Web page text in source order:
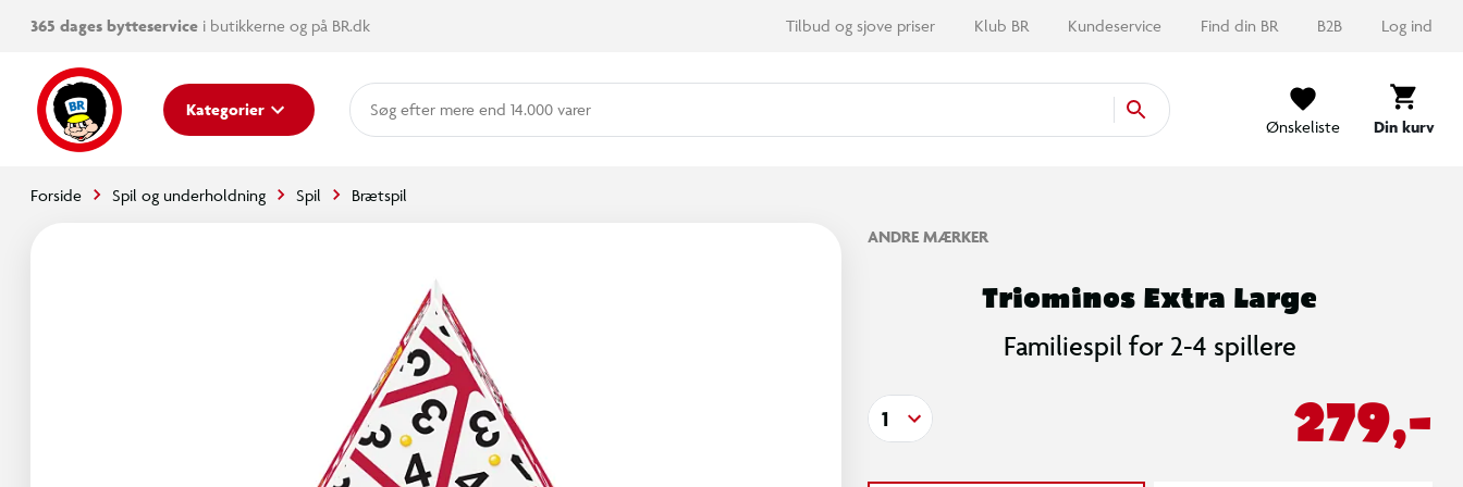
365 dages bytteservice i butikkerne og på BR.dk Tilbud og sjove priser Klub BR Kundeservice Find din BR B2B Log ind
Kategorier
mere end 14.000 varer
Ønskeliste
Din kurv
Forside Spil og underholdning Spil Brætspil
ANDRE MÆRKER
Triominos Extra Large
Familiespil for 2-4 spillere
279,-
1